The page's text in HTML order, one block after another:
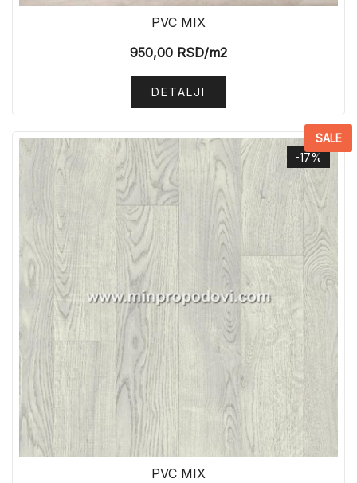
PVC MIX
950,00 RSD/m2
DETALJI
-17%
SALE
PVC MIX